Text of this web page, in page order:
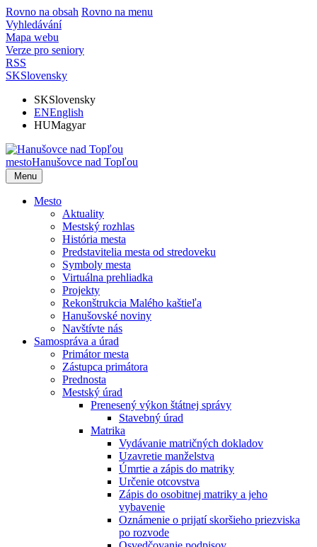
Rovno na obsah Rovno na menu
Vyhledávání
Mapa webu
Verze pro seniory
RSS
SKSlovensky
SKSlovensky
ENEnglish
HUMagyar
mestoHanušovce nad Topľou
Menu
Mesto
Aktuality
Mestský rozhlas
História mesta
Predstavitelia mesta od stredoveku
Symboly mesta
Virtuálna prehliadka
Projekty
Rekonštrukcia Malého kaštieľa
Hanušovské noviny
Navštívte nás
Samospráva a úrad
Primátor mesta
Zástupca primátora
Prednosta
Mestský úrad
Prenesený výkon štátnej správy
Stavebný úrad
Matrika
Vydávanie matričných dokladov
Uzavretie manželstva
Úmrtie a zápis do matriky
Určenie otcovstva
Zápis do osobitnej matriky a jeho
vybavenie
Oznámenie o prijatí skoršieho priezviska
po rozvode